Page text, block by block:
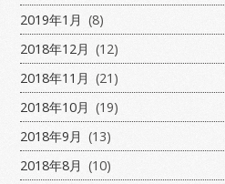
2019年1月 (8)
2018年12月 (12)
2018年11月 (21)
2018年10月 (19)
2018年9月 (13)
2018年8月 (10)